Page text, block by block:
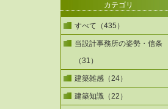
カテゴリ
すべて（435）
当設計事務所の姿勢・信条
（31）
建築雑感（24）
建築知識（22）